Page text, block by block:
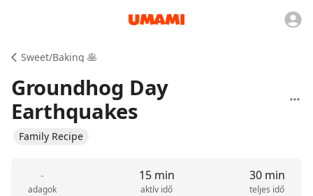
Sweet/Baking 🥞
Groundhog Day
Earthquakes
Family Recipe
-
adagok
15 min
aktív idő
30 min
teljes idő